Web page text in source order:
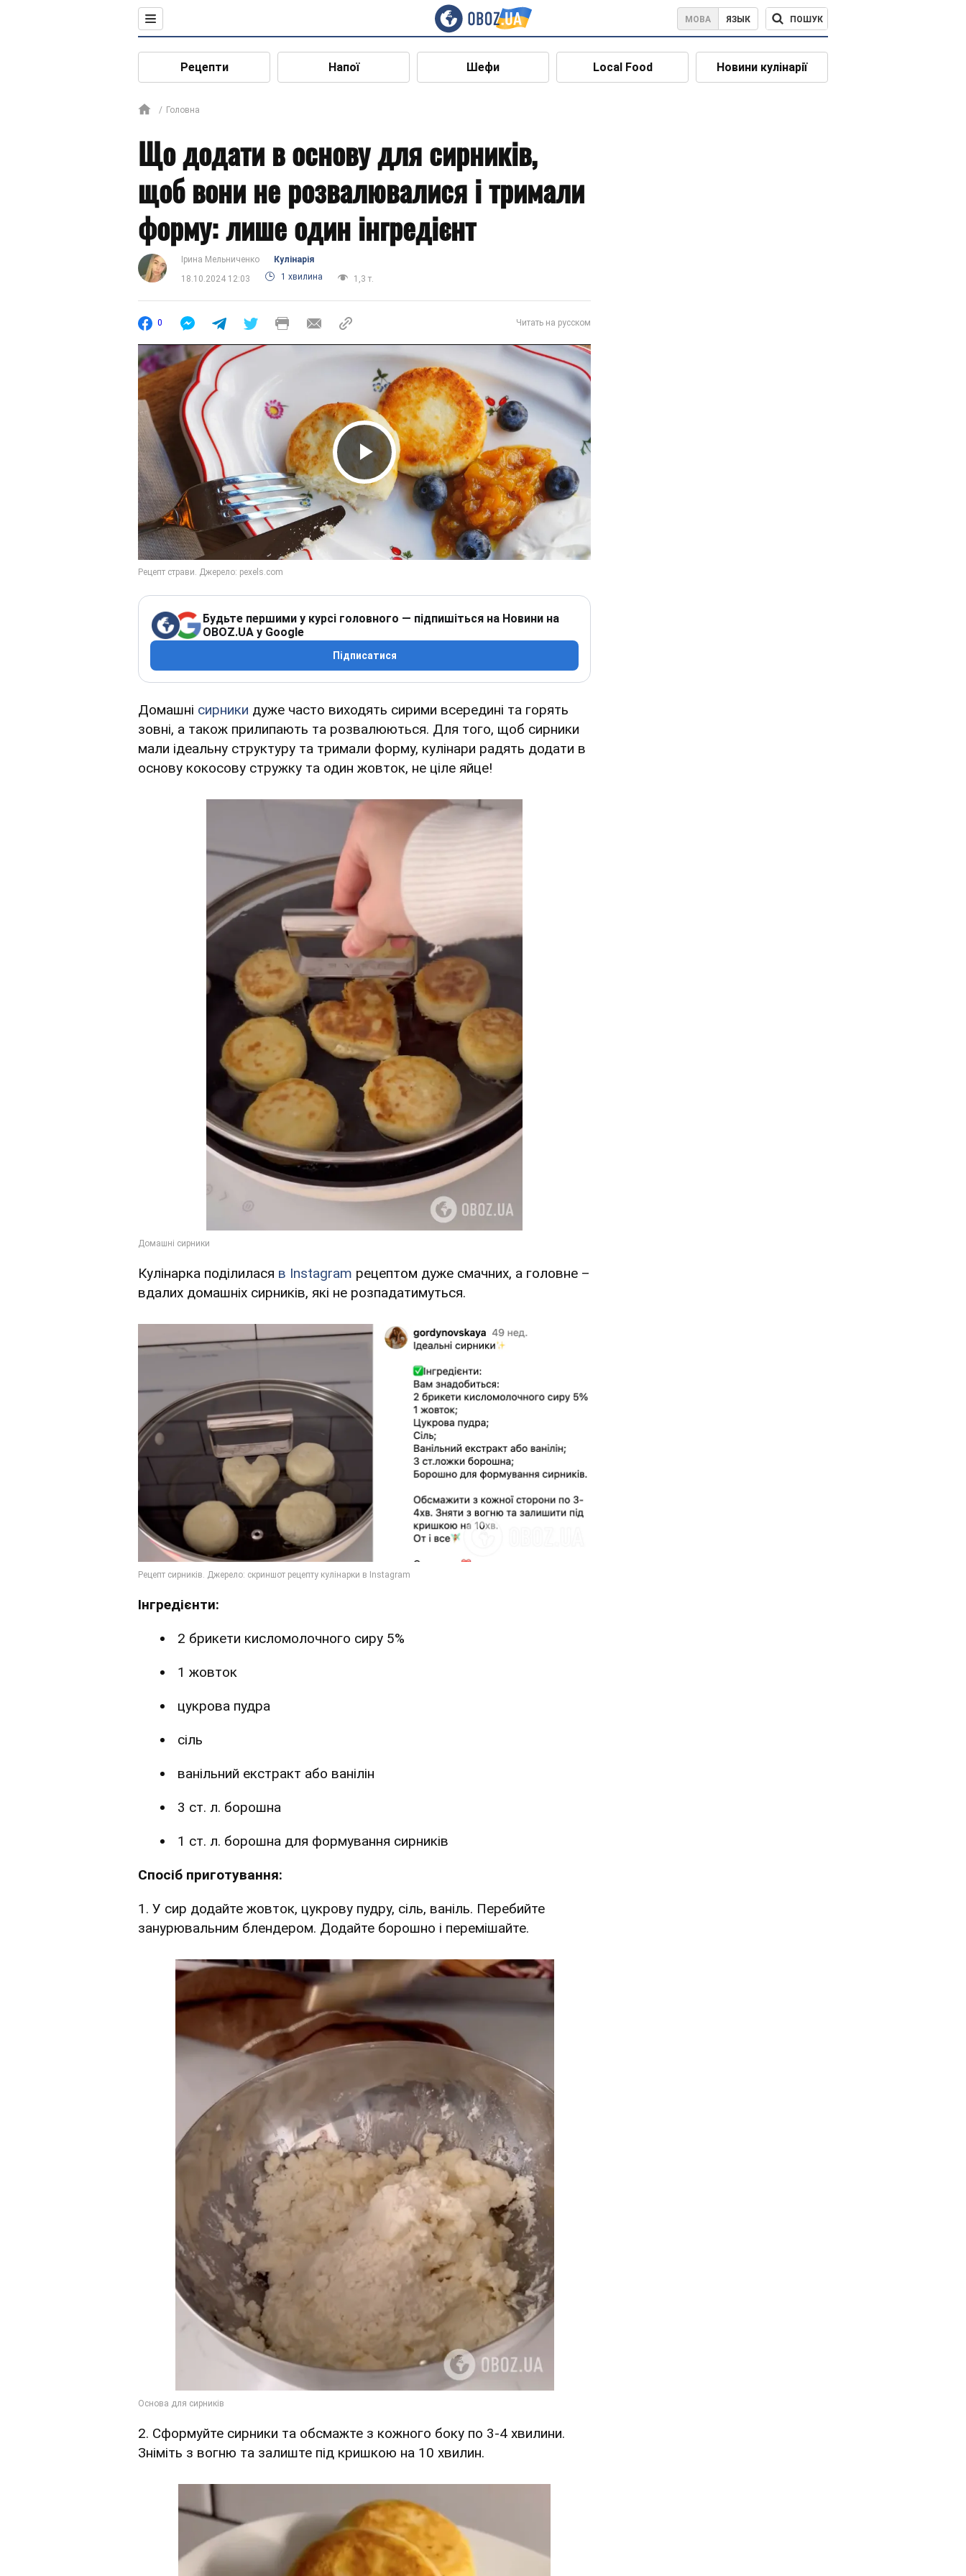
МОВА ЯЗЫК ПОШУК
Рецепти Напої Шефи Local Food Новини кулінарії
Головна
Що додати в основу для сирників,
щоб вони не розвалювалися і тримали
форму: лише один інгредієнт
Ірина Мельниченко
Кулінарія
18.10.2024 12:03
1 хвилина 1,3 т.
0 Читать на русском
Play Video
Будьте першими у курсі головного — підпишіться на Новини на
OBOZ.UA у Google
Підписатися
Домашні сирники дуже часто виходять сирими всередині та горять
зовні, а також прилипають та розвалюються. Для того, щоб сирники
мали ідеальну структуру та тримали форму, кулінари радять додати в
основу кокосову стружку та один жовток, не ціле яйце!
Кулінарка поділилася в Instagram рецептом дуже смачних, а головне –
вдалих домашніх сирників, які не розпадатимуться.
Інгредієнти:
2 брикети кисломолочного сиру 5%
1 жовток
цукрова пудра
сіль
ванільний екстракт або ванілін
3 ст. л. борошна
1 ст. л. борошна для формування сирників
Спосіб приготування:
1. У сир додайте жовток, цукрову пудру, сіль, ваніль. Перебийте
занурювальним блендером. Додайте борошно і перемішайте.
2. Сформуйте сирники та обсмажте з кожного боку по 3-4 хвилини.
Зніміть з вогню та залиште під кришкою на 10 хвилин.